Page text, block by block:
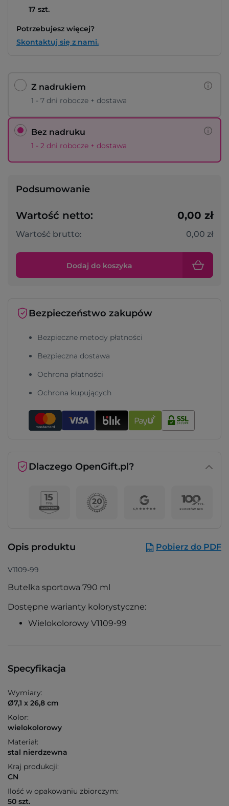
17 szt.
Potrzebujesz więcej?
Skontaktuj się z nami.
Z nadrukiem
1 - 7 dni robocze + dostawa
Bez nadruku
1 - 2 dni robocze + dostawa
Podsumowanie
Wartość netto: 0,00 zł
Wartość brutto: 0,00 zł
Dodaj do koszyka
Bezpieczeństwo zakupów
Bezpieczne metody płatności
Bezpieczna dostawa
Ochrona płatności
Ochrona kupujących
Dlaczego OpenGift.pl?
Opis produktu Pobierz do PDF
V1109-99
Butelka sportowa 790 ml
Dostępne warianty kolorystyczne:
Wielokolorowy V1109-99
Specyfikacja
Wymiary:
Ø7,1 x 26,8 cm
Kolor:
wielokolorowy
Materiał:
stal nierdzewna
Kraj produkcji:
CN
Ilość w opakowaniu zbiorczym:
50 szt.